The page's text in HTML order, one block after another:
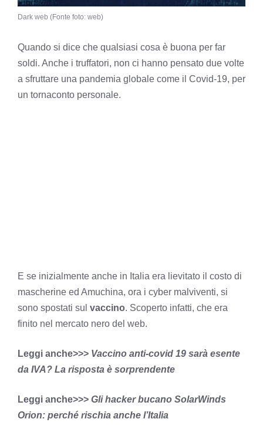
Dark web (Fonte foto: web)
Quando si dice che qualsiasi cosa è buona per far
soldi. Anche i truffatori, non ci hanno pensato due volte
a sfruttare una pandemia globale come il Covid-19, per
un tornaconto personale.
E se inizialmente anche in Italia era lievitato il costo di
mascherine ed Amuchina, ora i cyber malviventi, si
sono spostati sul vaccino. Scoperto infatti, che era
finito nel mercato nero del web.
Leggi anche>>> Vaccino anti-covid 19 sarà esente
da IVA? La risposta è sorprendente
Leggi anche>>> Gli hacker bucano SolarWinds
Orion: perché rischia anche l’Italia